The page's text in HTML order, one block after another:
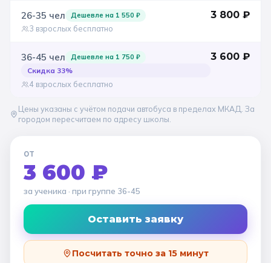
26-35 чел Дешевле на 1 550 ₽
3 взрослых бесплатно
3 800 ₽
36-45 чел
Скидка 33%
Дешевле на 1 750 ₽
4 взрослых бесплатно
3 600 ₽
Цены указаны с учётом подачи автобуса в пределах МКАД. За
городом пересчитаем по адресу школы.
ОТ
3 600 ₽
за ученика · при группе 36-45
Оставить заявку
Посчитать точно за 15 минут